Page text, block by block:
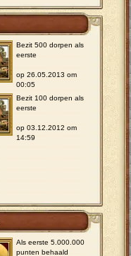
Bezit 500 dorpen als
eerste
op 26.05.2013 om
00:05
Bezit 100 dorpen als
eerste
op 03.12.2012 om
14:59
Als eerste 5.000.000
punten behaald